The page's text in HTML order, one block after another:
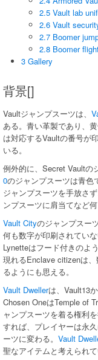
2.5 Vault lab
2.6 Vault
2.7 Boomer
2.8 Boomer
3 Gallery
背景[]
Vaultジャンプスーツは、
ある。青い革製であり、
は対応するVaultの番号が
いる。
例外的に、Secret Vaultの
0のジャンプスーツは青色
ジャンプスーツを手放さ
ンプスーツに肩当てなど
Vault Cityのジャンプスー
何も数字が印刷されてい
Lynetteはフード付きのよ
現れるEnclave citizenは
るようにも思える。
Vault Dwellerは、Vault13
Chosen OneはTemple of
ャンプスーツを着る権利
すれば、プレイヤーは永
ーツに変わる。 Vault
聖なアイテムと考えられて